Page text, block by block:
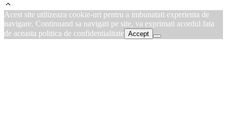
Acest site utilizeaza cookie-uri pentru a imbunatati experienta de
navigare. Continuand sa navigati pe site, va exprimati acordul fata
de aceasta politica de confidentialitate Accept